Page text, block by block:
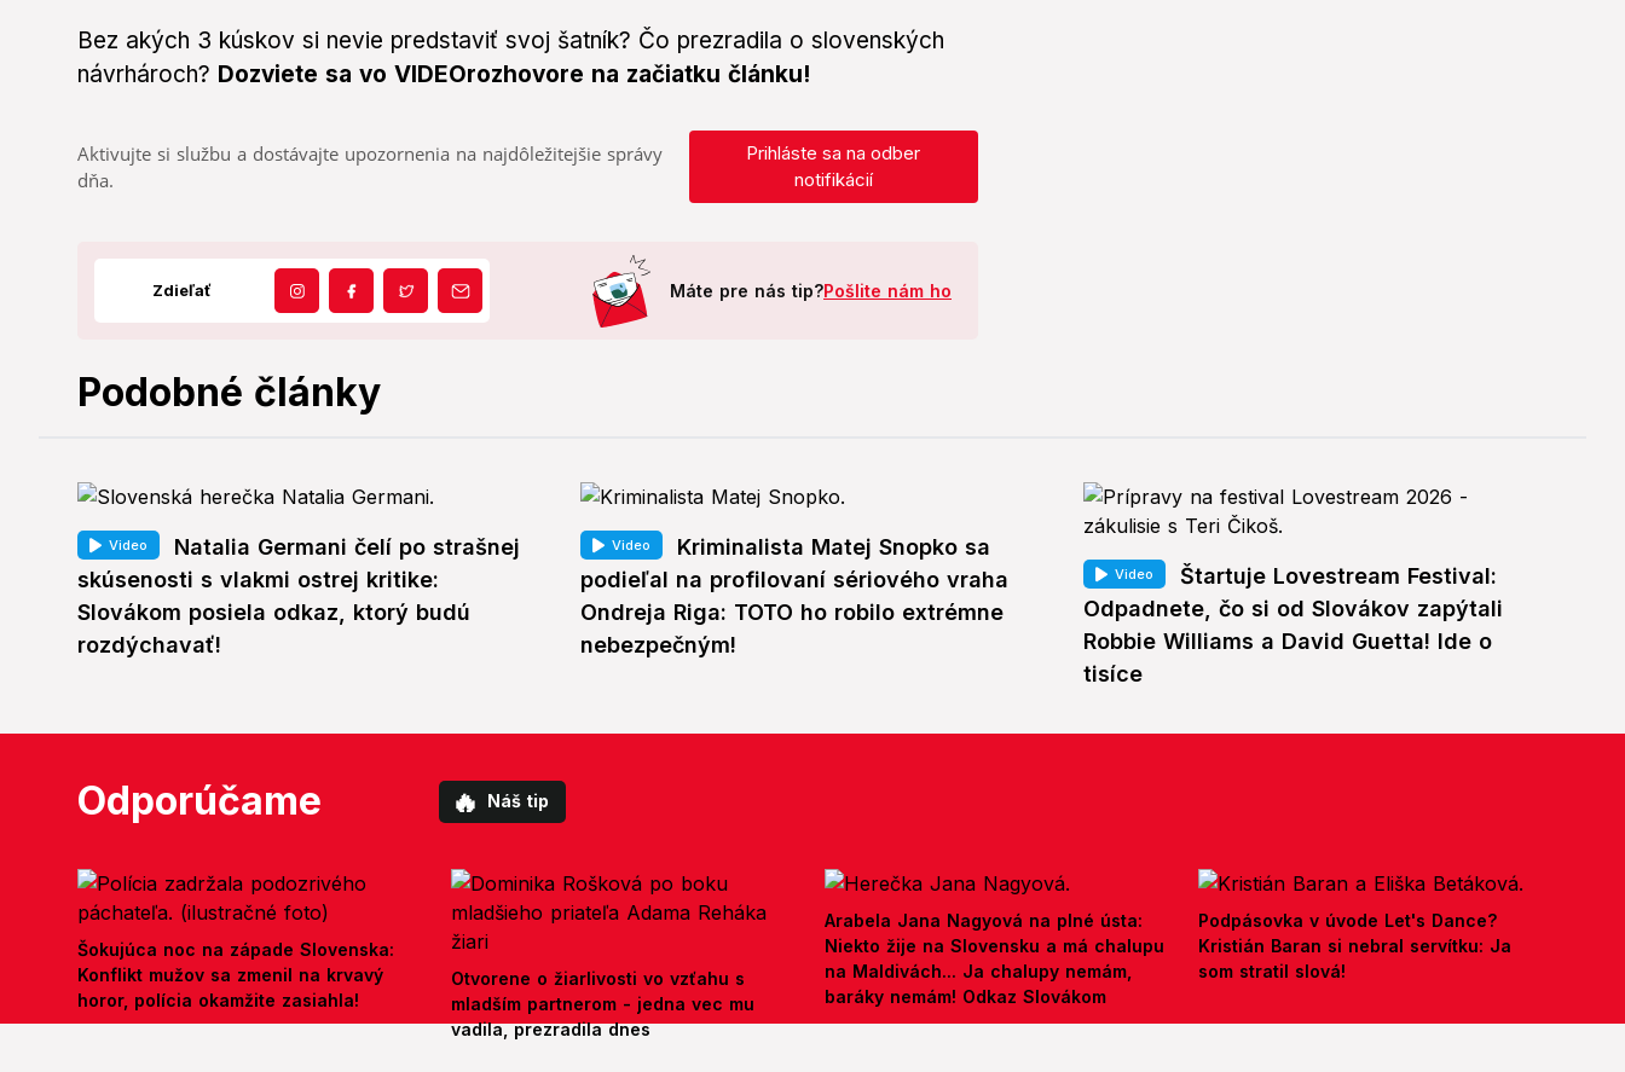
Bez akých 3 kúskov si nevie predstaviť svoj šatník? Čo prezradila o slovenských
návrhároch? Dozviete sa vo VIDEOrozhovore na začiatku článku!
Aktivujte si službu a dostávajte upozornenia na najdôležitejšie správy
dňa.
Prihláste sa na odber
notifikácií
Zdieľať Máte pre nás tip?Pošlite nám ho
Podobné články
Video
Natalia Germani čelí po strašnej
skúsenosti s vlakmi ostrej kritike:
Slovákom posiela odkaz, ktorý budú
rozdýchavať!
Video
Kriminalista Matej Snopko sa
podieľal na profilovaní sériového vraha
Ondreja Riga: TOTO ho robilo extrémne
nebezpečným!
Video
Štartuje Lovestream Festival:
Odpadnete, čo si od Slovákov zapýtali
Robbie Williams a David Guetta! Ide o
tisíce
Odporúčame 🔥 Náš tip
Šokujúca noc na západe Slovenska:
Konflikt mužov sa zmenil na krvavý
horor, polícia okamžite zasiahla!
Otvorene o žiarlivosti vo vzťahu s
mladším partnerom - jedna vec mu
vadila, prezradila dnes
Arabela Jana Nagyová na plné ústa:
Niekto žije na Slovensku a má chalupu
na Maldivách... Ja chalupy nemám,
baráky nemám! Odkaz Slovákom
Podpásovka v úvode Let's Dance?
Kristián Baran si nebral servítku: Ja
som stratil slová!